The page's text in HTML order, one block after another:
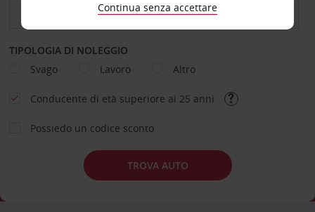
TIPOLOGIA DI NOLEGGIO
Svago
Lavoro Altro
Conducente di età superiore ai 25 anni
Possiedo un codice sconto
TROVA AUTO
Continua senza accettare